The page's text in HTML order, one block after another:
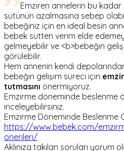
Emziren annelerin bu kadar
sütünün azalmasına sebep
bebeğiniz için en ideal besin
bebek sütten verim elde
gelmeyebilir ve <b>bebeğin
görülebilir.
Hem annenin kendi
bebeğin gelişim süreci için
tutmasını önermiyoruz.
Emzirme döneminde beslenme
inceleyebilirsiniz.
Emzirme Döneminde Beslenme
https://www.bebek.com/
onerileri/
Aklınıza takılan soruları yorum